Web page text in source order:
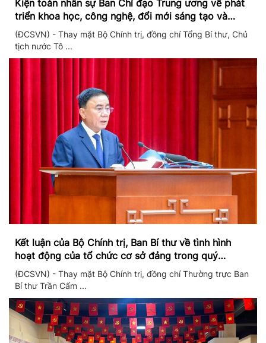
Kiện toàn nhân sự Ban Chỉ đạo Trung ương về phát
triển khoa học, công nghệ, đổi mới sáng tạo và
chuyển đổi số
(ĐCSVN) - Thay mặt Bộ Chính trị, đồng chí Tổng Bí thư, Chủ
tịch nước Tô ...
Kết luận của Bộ Chính trị, Ban Bí thư về tình hình
hoạt động của tổ chức cơ sở đảng trong quý
II/2026
(ĐCSVN) - Thay mặt Bộ Chính trị, đồng chí Thường trực Ban
Bí thư Trần Cẩm ...